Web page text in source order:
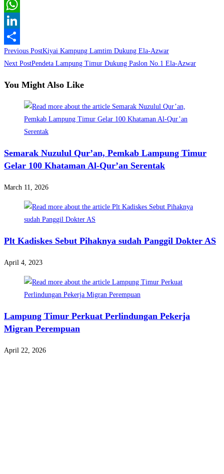
Twitter
WhatsApp
LinkedIn
Share
Read
more
articles
Previous PostKiyai Kampung Lamtim Dukung Ela-Azwar
Next PostPendeta Lampung Timur Dukung Paslon No.1 Ela-Azwar
You Might Also Like
Semarak Nuzulul Qur’an, Pemkab Lampung Timur
Gelar 100 Khataman Al-Qur’an Serentak
March 11, 2026
Plt Kadiskes Sebut Pihaknya sudah Panggil Dokter AS
April 4, 2023
Lampung Timur Perkuat Perlindungan Pekerja
Migran Perempuan
April 22, 2026